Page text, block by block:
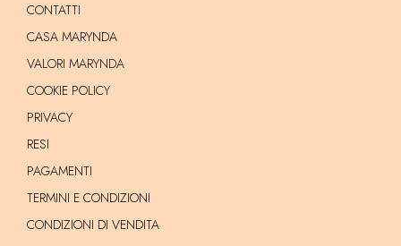
CONTATTI
CASA MARYNDA
VALORI MARYNDA
COOKIE POLICY
PRIVACY
RESI
PAGAMENTI
TERMINI E CONDIZIONI
CONDIZIONI DI VENDITA